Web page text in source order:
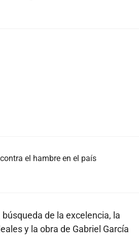
el hambre en el país
de la excelencia, la
y la obra de Gabriel García